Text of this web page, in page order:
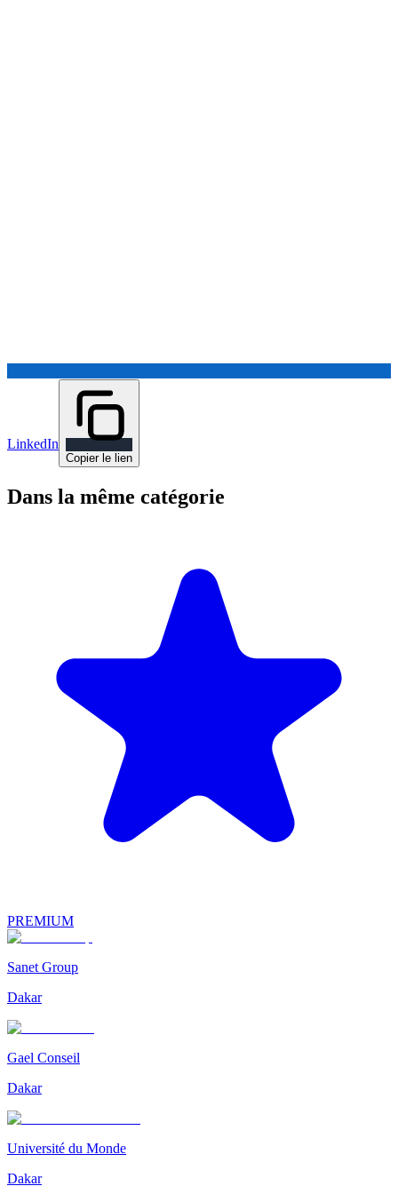
LinkedIn
Copier le lien
Dans la même catégorie
PREMIUM
Sanet Group
Dakar
Gael Conseil
Dakar
Université du Monde
Dakar